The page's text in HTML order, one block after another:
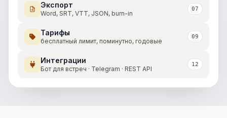
Экспорт
Word, SRT, VTT, JSON, burn-in
07
Тарифы
бесплатный лимит, поминутно, годовые
09
Интеграции
Бот для встреч · Telegram · REST API
12